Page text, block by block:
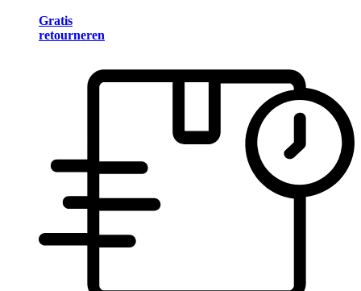
Gratis
retourneren